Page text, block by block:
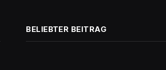
BELIEBTER BEITRAG